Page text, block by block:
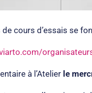
cours d’essais se
à l’Atelier le